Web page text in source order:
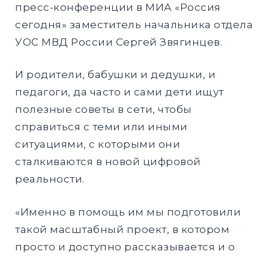
пресс-конференции в МИА «Россия
сегодня» заместитель начальника отдела
УОС МВД России Сергей Звягинцев.
И родители, бабушки и дедушки, и
педагоги, да часто и сами дети ищут
полезные советы в сети, чтобы
справиться с теми или иными
ситуациями, с которыми они
сталкиваются в новой цифровой
реальности.
«Именно в помощь им мы подготовили
такой масштабный проект, в котором
просто и доступно рассказывается и о